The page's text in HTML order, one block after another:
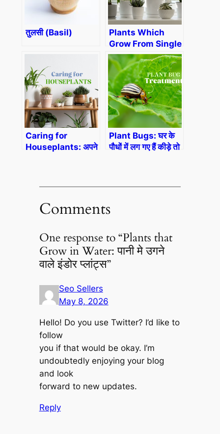
तुलसी (Basil)
Plants Which
Grow From Single
Leaf: इन पौधों को
पत्तियों सेभी उगा सकते हैं
Caring for
Houseplants: अपने
Plant Bugs: घर के
पौधों में लग गए हैं कीड़े तो
Comments
One response to “Plants that
Grow in Water: पानी मे उगने
वाले इंडोर प्लांट्स”
Seo Sellers
May 8, 2026
Hello! Do you use Twitter? I’d like to
follow
you if that would be okay. I’m
undoubtedly enjoying your blog
and look
forward to new updates.
Reply